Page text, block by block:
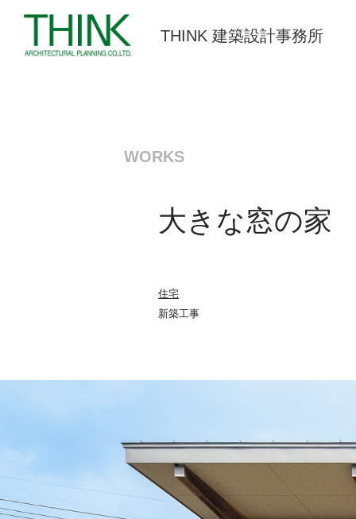
THINK 建築設計事務所
WORKS
大きな窓の家
住宅
新築工事